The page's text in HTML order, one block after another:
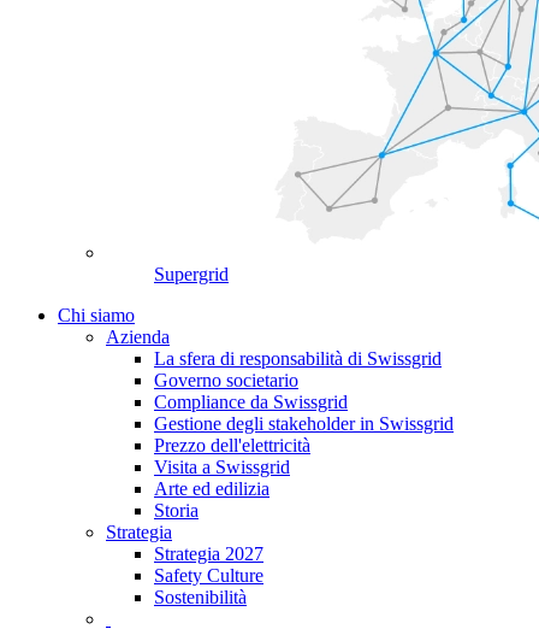
Supergrid
Chi siamo
Azienda
La sfera di responsabilità di Swissgrid
Governo societario
Compliance da Swissgrid
Gestione degli stakeholder in Swissgrid
Prezzo dell'elettricità
Visita a Swissgrid
Arte ed edilizia
Storia
Strategia
Strategia 2027
Safety Culture
Sostenibilità